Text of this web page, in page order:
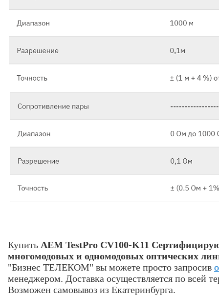
Купить AEM TestPro CV100-K11
многомодовых и одномодовых оптических
"Бизнес ТЕЛЕКОМ" вы можете просто запросив
менеджером. Доставка осуществляется по всей
Возможен самовывоз из Екатеринбурга.